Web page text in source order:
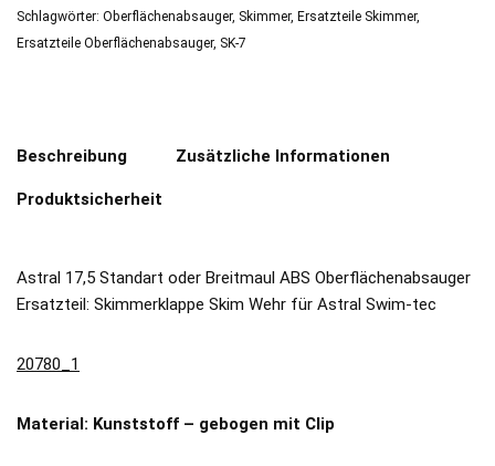
Schlagwörter: Oberflächenabsauger, Skimmer, Ersatzteile Skimmer,
Ersatzteile Oberflächenabsauger, SK-7
Beschreibung Zusätzliche Informationen
Produktsicherheit
Astral 17,5 Standart oder Breitmaul ABS Oberflächenabsauger
Ersatzteil: Skimmerklappe Skim Wehr für Astral Swim-tec
20780_1
Material: Kunststoff – gebogen mit Clip